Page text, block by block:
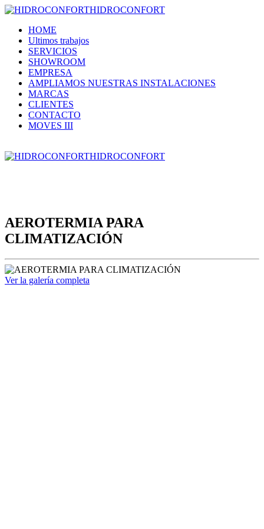
HIDROCONFORT
HOME
Ultimos trabajos
SERVICIOS
SHOWROOM
EMPRESA
AMPLIAMOS NUESTRAS INSTALACIONES
MARCAS
CLIENTES
CONTACTO
MOVES III
HIDROCONFORT
AEROTERMIA PARA
CLIMATIZACIÓN
Ver la galería completa